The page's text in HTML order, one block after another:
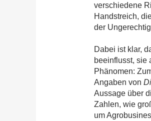
verschiedene
Handstreich,
der
Dabei ist klar,
beeinflusst, sie
Phänomen:
Angaben von
Aussage über
Zahlen, wie
um